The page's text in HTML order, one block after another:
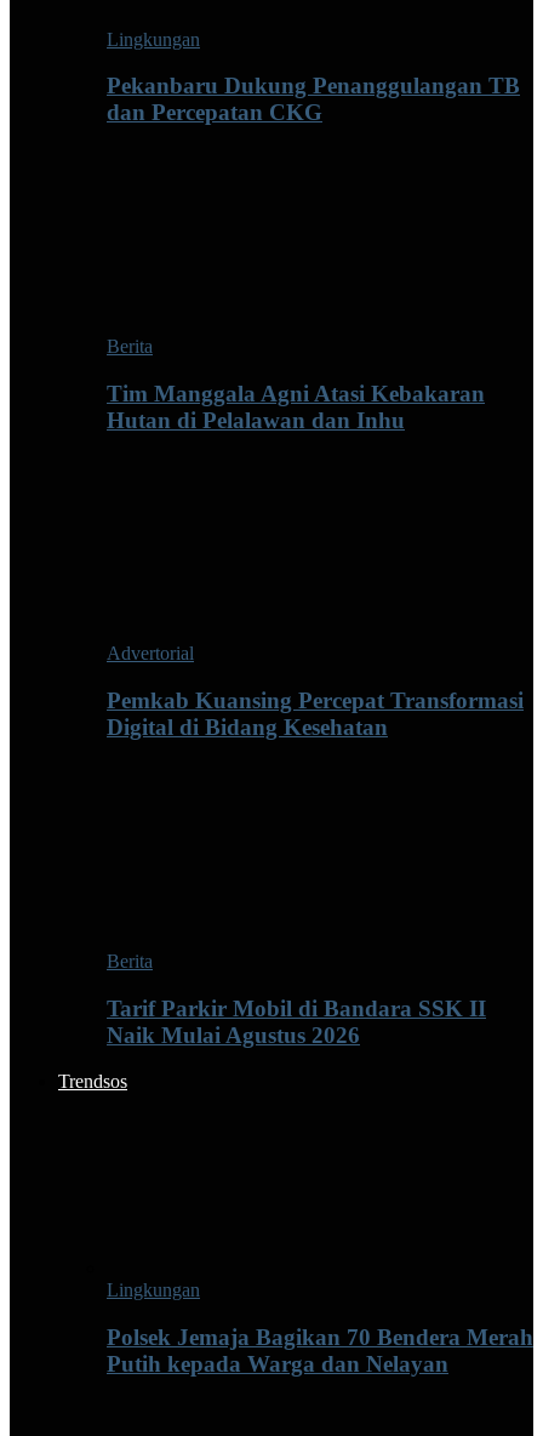
Lingkungan
Pekanbaru Dukung Penanggulangan TB
dan Percepatan CKG
Berita
Tim Manggala Agni Atasi Kebakaran
Hutan di Pelalawan dan Inhu
Advertorial
Pemkab Kuansing Percepat Transformasi
Digital di Bidang Kesehatan
Berita
Tarif Parkir Mobil di Bandara SSK II
Naik Mulai Agustus 2026
Trendsos
Lingkungan
Polsek Jemaja Bagikan 70 Bendera Merah
Putih kepada Warga dan Nelayan